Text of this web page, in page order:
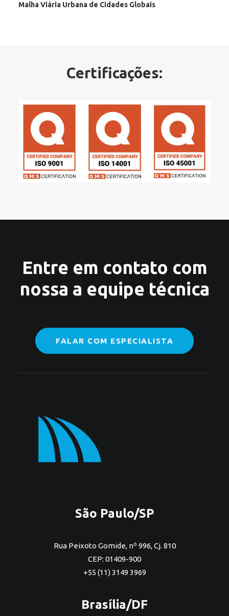
Malha Viária Urbana de Cidades Globais
Certificações:
Entre em contato com
nossa a equipe técnica
FALAR COM ESPECIALISTA
São Paulo/SP
Rua Peixoto Gomide, nº 996, Cj. 810
CEP: 01409-900
+55 (11) 3149 3969
Brasília/DF